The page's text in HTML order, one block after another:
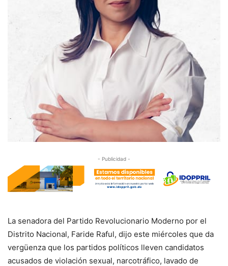
- Publicidad -
La senadora del Partido Revolucionario Moderno por el
Distrito Nacional, Faride Raful, dijo este miércoles que da
vergüenza que los partidos políticos lleven candidatos
acusados de violación sexual, narcotráfico, lavado de